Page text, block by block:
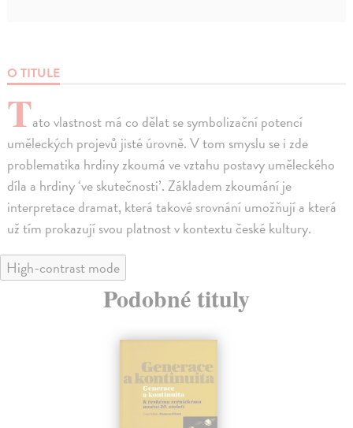
O TITULE
Tato vlastnost má co dělat se symbolizační potencí
uměleckých projevů jisté úrovně. V tom smyslu se i zde
problematika hrdiny zkoumá ve vztahu postavy uměleckého
díla a hrdiny ‘ve skutečnosti’. Základem zkoumání je
interpretace dramat, která takové srovnání umožňují a která
už tím prokazují svou platnost v kontextu české kultury.
High-contrast mode
Podobné tituly